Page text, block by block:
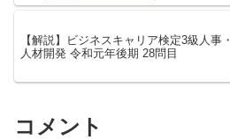
【解説】ビジネスキャリア検定3級人事・
人材開発 令和元年後期 28問目
コメント